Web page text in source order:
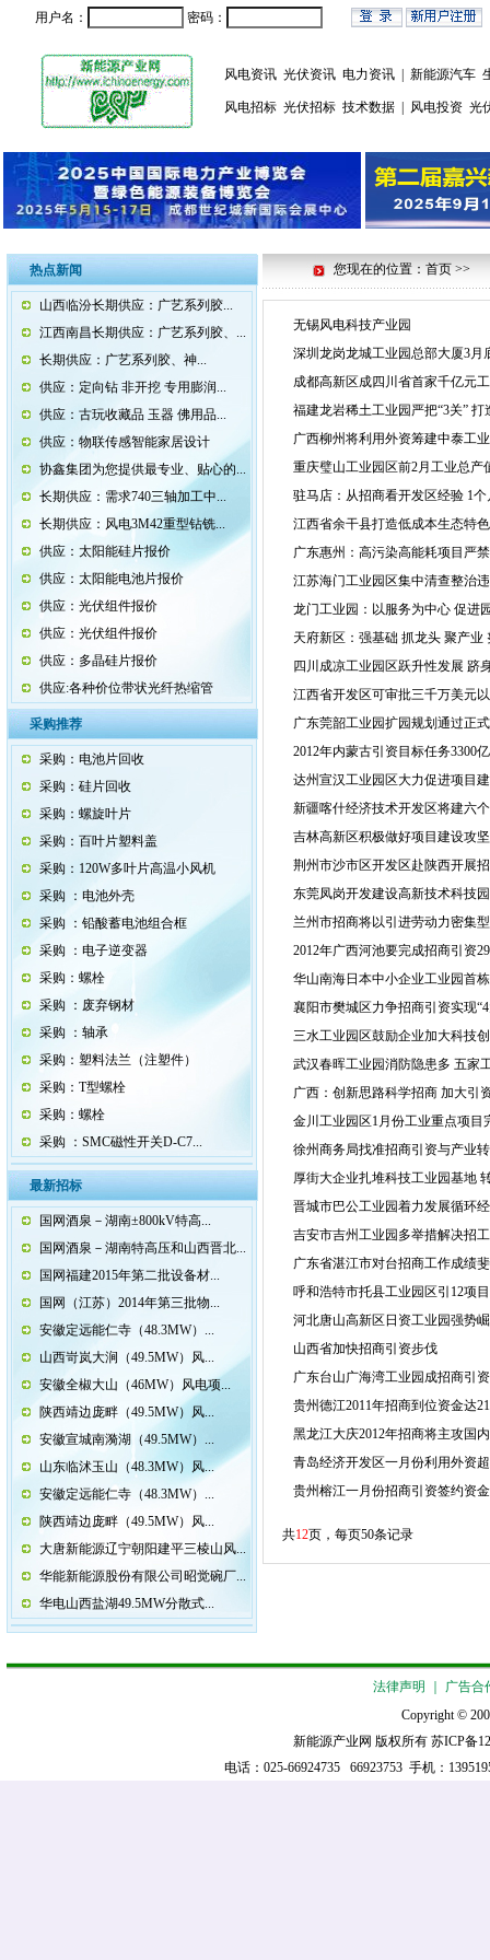
用户名： 密码：
风电资讯 光伏资讯 电力资讯 新能源汽车
风电招标 光伏招标 技术数据 风电投资 光
热点新闻
山西临汾长期供应：广艺系列胶...
江西南昌长期供应：广艺系列胶、...
长期供应：广艺系列胶、神...
供应：定向钻 非开挖 专用膨润...
供应：古玩收藏品 玉器 佛用品...
供应：物联传感智能家居设计
协鑫集团为您提供最专业、贴心的...
长期供应：需求740三轴加工中...
长期供应：风电3M42重型钻铣...
供应：太阳能硅片报价
供应：太阳能电池片报价
供应：光伏组件报价
供应：光伏组件报价
供应：多晶硅片报价
供应:各种价位带状光纤热缩管
采购推荐
采购：电池片回收
采购：硅片回收
采购：螺旋叶片
采购：百叶片塑料盖
采购：120W多叶片高温小风机
采购 ：电池外壳
采购 ：铅酸蓄电池组合框
采购 ：电子逆变器
采购：螺栓
采购 ：废弃钢材
采购 ：轴承
采购：塑料法兰（注塑件）
采购：T型螺栓
采购：螺栓
采购 ：SMC磁性开关D-C7...
最新招标
国网酒泉－湖南±800kV特高...
国网酒泉－湖南特高压和山西晋北...
国网福建2015年第二批设备材...
国网（江苏）2014年第三批物...
安徽定远能仁寺（48.3MW）...
山西岢岚大涧（49.5MW）风...
安徽全椒大山（46MW）风电项...
陕西靖边庞畔（49.5MW）风...
安徽宣城南漪湖（49.5MW）...
山东临沭玉山（48.3MW）风...
安徽定远能仁寺（48.3MW）...
陕西靖边庞畔（49.5MW）风...
大唐新能源辽宁朝阳建平三棱山风...
华能新能源股份有限公司昭觉碗厂...
华电山西盐湖49.5MW分散式...
您现在的位置：首页 >>
无锡风电科技产业园
深圳龙岗龙城工业园总部大厦3月
成都高新区成四川省首家千亿元
福建龙岩稀土工业园严把“3关” 打
广西柳州将利用外资筹建中泰工
重庆璧山工业园区前2月工业总产
驻马店：从招商看开发区经验 1个
江西省余干县打造低成本生态特
广东惠州：高污染高能耗项目严
江苏海门工业园区集中清查整治
龙门工业园：以服务为中心 促进
天府新区：强基础 抓龙头 聚产业
四川成凉工业园区跃升性发展 跻
江西省开发区可审批三千万美元
广东莞韶工业园扩园规划通过正
2012年内蒙古引资目标任务3300亿
达州宣汉工业园区大力促进项目
新疆喀什经济技术开发区将建六
吉林高新区积极做好项目建设攻
荆州市沙市区开发区赴陕西开展
东莞凤岗开发建设高新技术科技
兰州市招商将以引进劳动力密集
2012年广西河池要完成招商引资
华山南海日本中小企业工业园首
襄阳市樊城区力争招商引资实现
三水工业园区鼓励企业加大科技
武汉春晖工业园消防隐患多 五家
广西：创新思路科学招商 加大引
金川工业园区1月份工业重点项目
徐州商务局找准招商引资与产业
厚街大企业扎堆科技工业园基地
晋城市巴公工业园着力发展循环
吉安市吉州工业园多举措解决招
广东省湛江市对台招商工作成绩
呼和浩特市托县工业园区引12项
河北唐山高新区日资工业园强势
山西省加快招商引资步伐
广东台山广海湾工业园成招商引
贵州德江2011年招商到位资金达
黑龙江大庆2012年招商将主攻国
青岛经济开发区一月份利用外资
贵州榕江一月份招商引资签约资
共12页，每页50条记录
法律声明
广告合
Copyright ©
新能源产业网 版权所有 苏ICP备
电话：025-66924735 66923753 手机：